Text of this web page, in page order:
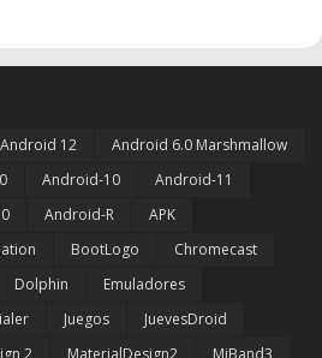
Android 12
Android 6.0 Marshmallow
Android-10
Android-11
Android-R
APK
BootLogo
Chromecast
Dolphin
Emuladores
Juegos
JuevesDroid